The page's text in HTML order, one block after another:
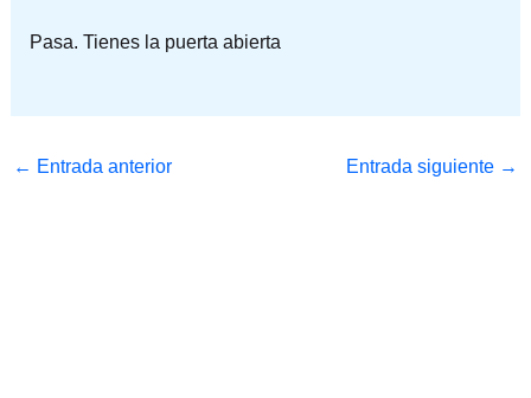
Pasa. Tienes la puerta abierta
← Entrada anterior Entrada siguiente →